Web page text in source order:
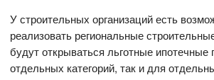
У строительных организаций есть
реализовать региональные
будут открываться льготные ипотечные
отдельных категорий, так и для